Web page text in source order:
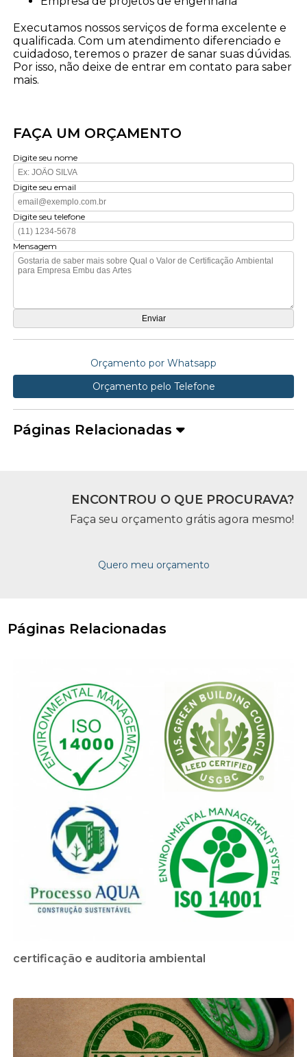
Executamos nossos serviços de forma excelente e
qualificada. Com um atendimento diferenciado e
cuidadoso, teremos o prazer de sanar suas dúvidas.
Por isso, não deixe de entrar em contato para saber
mais.
FAÇA UM ORÇAMENTO
Digite seu nome
Digite seu email
Digite seu telefone
Mensagem
Orçamento por Whatsapp
Orçamento pelo Telefone
Páginas Relacionadas
ENCONTROU O QUE PROCURAVA?
Faça seu orçamento grátis agora mesmo!
Quero meu orçamento
Páginas Relacionadas
certificação e auditoria ambiental